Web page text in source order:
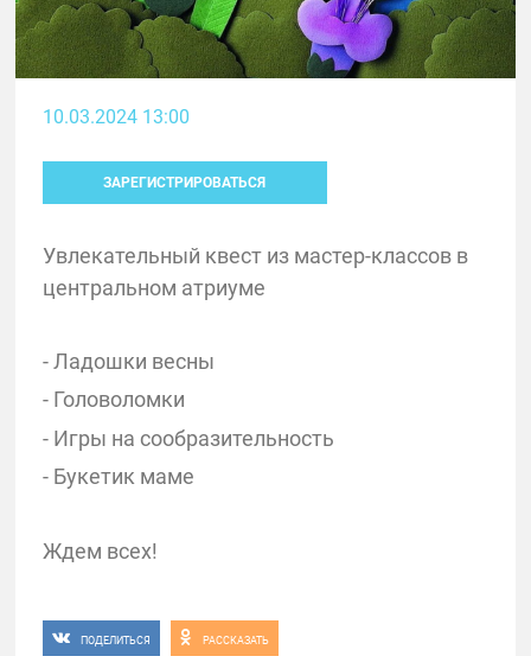
10.03.2024 13:00
ЗАРЕГИСТРИРОВАТЬСЯ
Увлекательный квест из мастер-классов в
центральном атриуме
- Ладошки весны
- Головоломки
- Игры на сообразительность
- Букетик маме
Ждем всех!
ПОДЕЛИТЬСЯ РАССКАЗАТЬ